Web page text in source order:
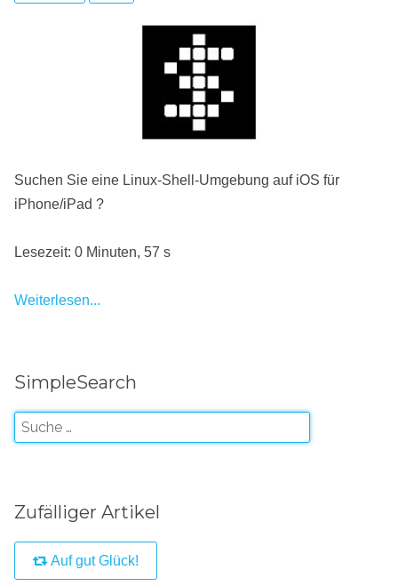
Suchen Sie eine Linux-Shell-Umgebung auf iOS für
iPhone/iPad ?
Lesezeit: 0 Minuten, 57 s
Weiterlesen...
SimpleSearch
Zufälliger Artikel
Auf gut Glück!